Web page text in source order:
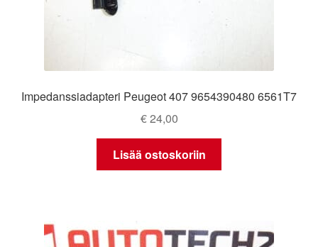
Impedanssiadapteri Peugeot 407 9654390480 6561T7
€24,00
Lisää ostoskoriin